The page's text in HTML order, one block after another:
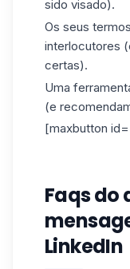
sido visado).
Os seus
interlocutores
certas).
Uma
(e
[maxbutton
Faqs do
LinkedIn